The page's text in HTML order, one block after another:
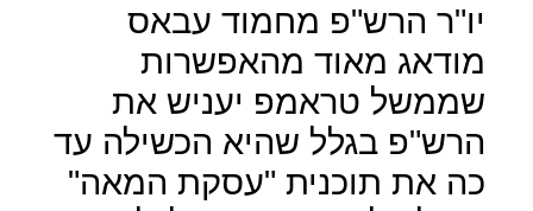
יו"ר הרש"פ מחמוד עבאס
מודאג מאוד מהאפשרות
שממשל טראמפ יעניש את
הרש"פ בגלל שהיא הכשילה עד
כה את תוכנית "עסקת המאה"